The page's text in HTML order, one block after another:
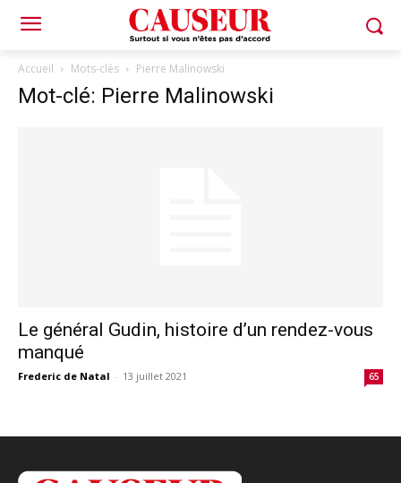
Accueil Mots-clés Pierre Malinowski
Mot-clé: Pierre Malinowski
Le général Gudin, histoire d’un rendez-vous
manqué
Frederic de Natal - 13 juillet 2021 65